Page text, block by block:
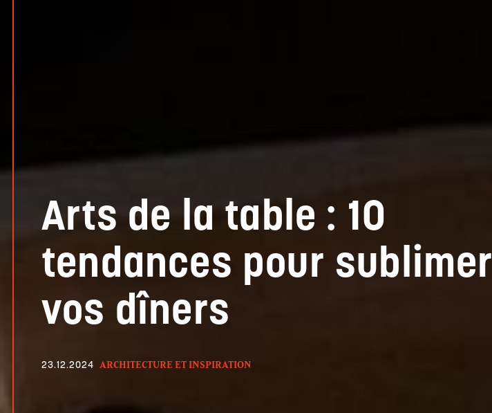
Arts de la table : 10
tendances pour sublimer
vos dîners
23.12.2024 ARCHITECTURE ET INSPIRATION